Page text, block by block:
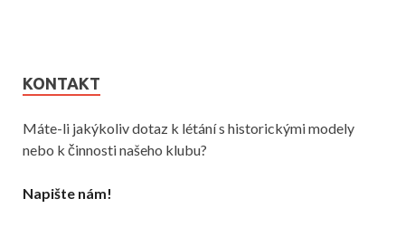
KONTAKT
Máte-li jakýkoliv dotaz k létání s historickými modely
nebo k činnosti našeho klubu?
Napište nám!